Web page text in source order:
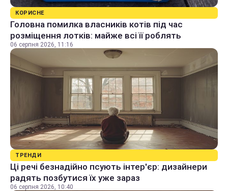
КОРИСНЕ
Головна помилка власників котів під час
розміщення лотків: майже всі її роблять
06 серпня 2026, 11:16
ТРЕНДИ
Ці речі безнадійно псують інтер'єр: дизайнери
радять позбутися їх уже зараз
06 серпня 2026, 10:40